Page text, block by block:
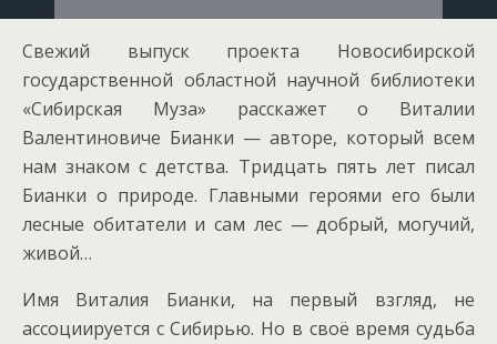
Свежий выпуск проекта Новосибирской
государственной областной научной библиотеки
«Сибирская Муза» расскажет о Виталии
Валентиновиче Бианки — авторе, который всем
нам знаком с детства. Тридцать пять лет писал
Бианки о природе. Главными героями его были
лесные обитатели и сам лес — добрый, могучий,
живой…
Имя Виталия Бианки, на первый взгляд, не
ассоциируется с Сибирью. Но в своё время судьба